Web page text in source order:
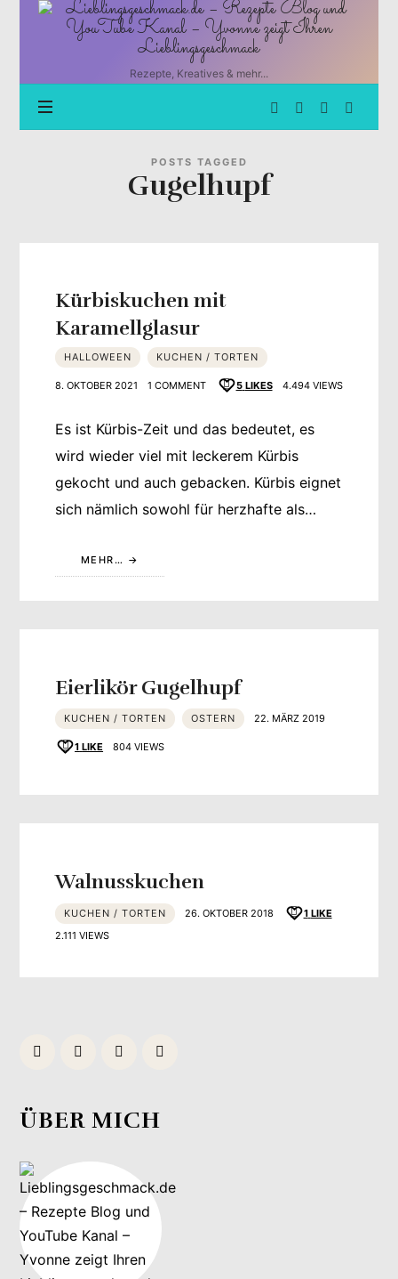
Lieblingsgeschmack.de
Rezepte
und
YouTube
Kanal
Rezepte, Kreatives & mehr...
POSTS TAGGED
Gugelhupf
Kürbiskuchen mit
Karamellglasur
HALLOWEEN KUCHEN / TORTEN
8. OKTOBER 2021 1 COMMENT 5 LIKES 4.494 VIEWS
Es ist Kürbis-Zeit und das bedeutet, es
wird wieder viel mit leckerem Kürbis
gekocht und auch gebacken. Kürbis eignet
sich nämlich sowohl für herzhafte als…
MEHR…
Eierlikör Gugelhupf
KUCHEN / TORTEN OSTERN 22. MÄRZ 2019
1 LIKE 804 VIEWS
Walnusskuchen
KUCHEN / TORTEN 26. OKTOBER 2018 1 LIKE
2.111 VIEWS
ÜBER MICH